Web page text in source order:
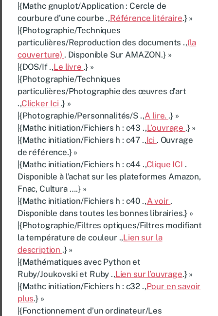
|{Mathc gnuplot/Application : Cercle de
courbure d’une courbe .,Référence litéraire.} »
|{Photographie/Techniques
particulières/Reproduction des documents .,(la
couverture) . Disponible Sur AMAZON.} »
|{DOS/If .,Le livre .} »
|{Photographie/Techniques
particulières/Photographie des œuvres d’art
.,Clicker Ici .} »
|{Photographie/Personnalités/S .,A lire. .} »
|{Mathc initiation/Fichiers h : c43 .,L’ouvrage .} »
|{Mathc initiation/Fichiers h : c47 .,Ici . Ouvrage
de référence.} »
|{Mathc initiation/Fichiers h : c44 .,Clique ICI .
Disponible à l’achat sur les plateformes Amazon,
Fnac, Cultura ….} »
|{Mathc initiation/Fichiers h : c40 .,A voir .
Disponible dans toutes les bonnes librairies.} »
|{Photographie/Filtres optiques/Filtres modifiant
la température de couleur .,Lien sur la
description .} »
|{Mathématiques avec Python et
Ruby/Joukovski et Ruby .,Lien sur l’ouvrage.} »
|{Mathc initiation/Fichiers h : c32 .,Pour en savoir
plus.} »
|{Fonctionnement d’un ordinateur/Les